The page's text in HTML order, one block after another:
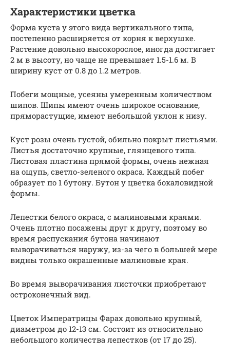
Характеристики цветка
Форма куста у этого вида вертикального типа,
постепенно расширяется от корня к верхушке.
Растение довольно высокорослое, иногда достигает
2 м в высоту, но чаще не превышает 1.5-1.6 м. В
ширину куст от 0.8 до 1.2 метров.
Побеги мощные, усеяны умеренным количеством
шипов. Шипы имеют очень широкое основание,
пряморастущие, имеют небольшой уклон к низу.
Куст розы очень густой, обильно покрыт листьями.
Листья достаточно крупные, глянцевого типа.
Листовая пластина прямой формы, очень нежная
на ощупь, светло-зеленого окраса. Каждый побег
образует по 1 бутону. Бутон у цветка бокаловидной
формы.
Лепестки белого окраса, с малиновыми краями.
Очень плотно посажены друг к другу, поэтому во
время распускания бутона начинают
выворачиваться наружу, из-за чего в большей мере
видны только окрашенные малиновые края.
Во время выворачивания листочки приобретают
остроконечный вид.
Цветок Императрицы Фарах довольно крупный,
диаметром до 12-13 см. Состоит из относительно
небольшого количества лепестков (от 17 до 25).